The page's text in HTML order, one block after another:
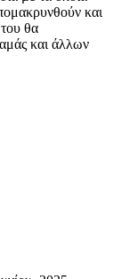
και
θα
και άλλων